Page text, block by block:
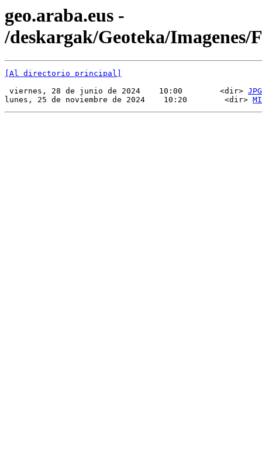
geo.araba.eus -
/deskargak/Geoteka/Imagenes/
[Al directorio principal]
viernes, 28 de junio de 2024    10:00        <dir> JPG
lunes, 25 de noviembre de 2024    10:20        <dir>